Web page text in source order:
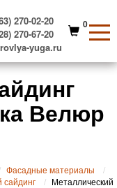
270-02-20
270-67-20
yuga.ru
0
Велюр
Фасадные материалы
сайдинг
Металлический